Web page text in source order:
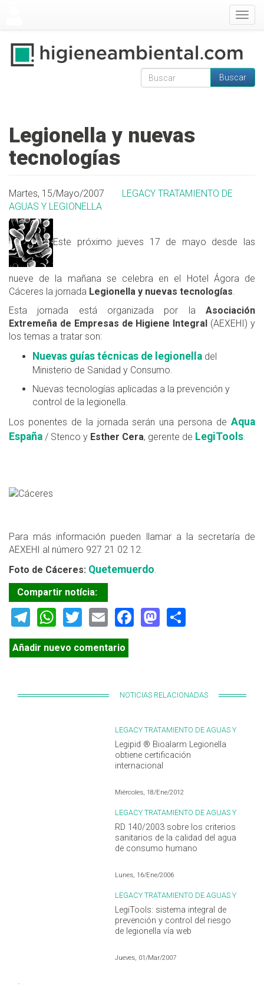
Formulario de
Buscar
Legionella y nuevas
tecnologías
Martes, 15/Mayo/2007
LEGACY TRATAMIENTO DE
AGUAS Y LEGIONELLA
Este próximo jueves 17 de mayo desde las
nueve de la mañana se celebra en el Hotel Ágora de
Cáceres la jornada Legionella y nuevas tecnologías.
Esta jornada está organizada por la Asociación
Extremeña de Empresas de Higiene Integral (AEXEHI) y
los temas a tratar son:
Nuevas guías técnicas de legionella del
Ministerio de Sanidad y Consumo.
Nuevas tecnologías aplicadas a la prevención y
control de la legionella.
Los ponentes de la jornada serán una persona de Aqua
España / Stenco y Esther Cera, gerente de LegiTools.
Para más información pueden llamar a la secretaría de
AEXEHI al número 927 21 02 12.
Foto de Cáceres: Quetemuerdo.
Compartir notícia:
Telegram
WhatsApp
TwitterEmailFacebook
Mastodon
Añadir nuevo comentario
NOTICIAS RELACIONADAS
LEGACY TRATAMIENTO DE AGUAS Y
LEGIONELLA
Legipid ® Bioalarm Legionella
obtiene certificación
internacional
Miércoles, 18/Ene/2012
LEGACY TRATAMIENTO DE AGUAS Y
LEGIONELLA
RD 140/2003 sobre los criterios
sanitarios de la calidad del agua
de consumo humano
Lunes, 16/Ene/2006
LEGACY TRATAMIENTO DE AGUAS Y
LEGIONELLA
LegiTools: sistema integral de
prevención y control del riesgo
de legionella vía web
Jueves, 01/Mar/2007
.